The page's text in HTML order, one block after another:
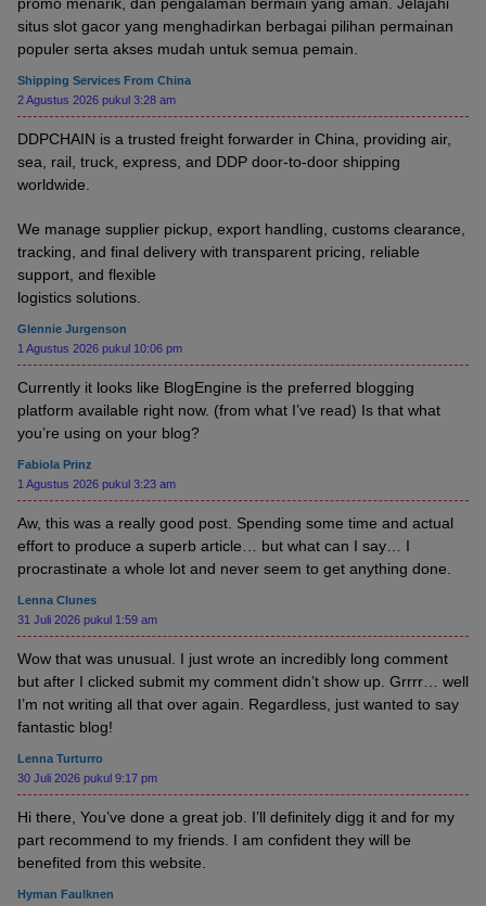
situs slot gacor yang menghadirkan berbagai pilihan permainan
populer serta akses mudah untuk semua pemain.
Shipping Services From China
2 Agustus 2026 pukul 3:28 am
DDPCHAIN is a trusted freight forwarder in China, providing air,
sea, rail, truck, express, and DDP door-to-door shipping
worldwide.
We manage supplier pickup, export handling, customs clearance,
tracking, and final delivery with transparent pricing, reliable
support, and flexible
logistics solutions.
Glennie Jurgenson
1 Agustus 2026 pukul 10:06 pm
Currently it looks like BlogEngine is the preferred blogging
platform available right now. (from what I’ve read) Is that what
you’re using on your blog?
Fabiola Prinz
1 Agustus 2026 pukul 3:23 am
Aw, this was a really good post. Spending some time and actual
effort to produce a superb article… but what can I say… I
procrastinate a whole lot and never seem to get anything done.
Lenna Clunes
31 Juli 2026 pukul 1:59 am
Wow that was unusual. I just wrote an incredibly long comment
but after I clicked submit my comment didn’t show up. Grrrr… well
I’m not writing all that over again. Regardless, just wanted to say
fantastic blog!
Lenna Turturro
30 Juli 2026 pukul 9:17 pm
Hi there, You’ve done a great job. I’ll definitely digg it and for my
part recommend to my friends. I am confident they will be
benefited from this website.
Hyman Faulknen